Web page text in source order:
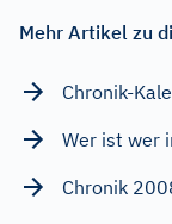
Mehr Artikel zu
Chronik-
Wer ist wer
Chronik